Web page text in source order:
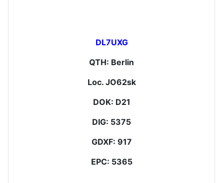
DL7UXG
QTH: Berlin
Loc. JO62sk
DOK: D21
DIG: 5375
GDXF: 917
EPC: 5365